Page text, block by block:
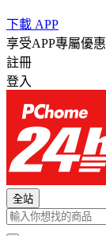
下載 APP
享受APP專屬優惠
註冊
登入
全站